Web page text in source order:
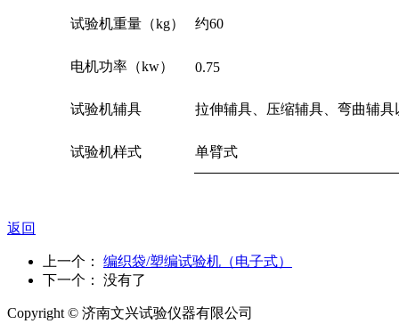
试验机重量（kg） 约60
电机功率（kw） 0.75
试验机辅具 拉伸辅具、压缩辅具、弯曲辅
试验机样式 单臂式
返回
上一个： 编织袋/塑编试验机（电子式）
下一个： 没有了
Copyright © 济南文兴试验仪器有限公司